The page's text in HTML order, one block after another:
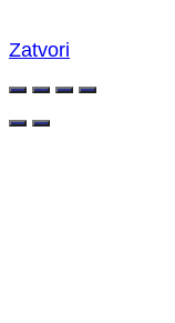
Zatvori